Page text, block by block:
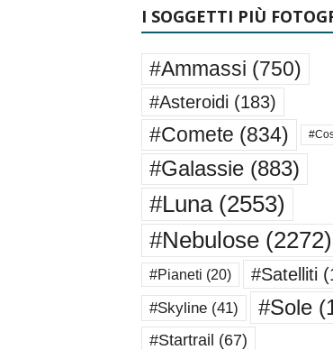
I SOGGETTI PIÙ
#Ammassi (750)
#Asteroidi (183)
#Comete (834)
#Galassie(883)
#Luna(2553)
#Nebulose(2272)
#Pianeti (20) #Satelliti
#Skyline(41) #Sole
#Startrail (67)